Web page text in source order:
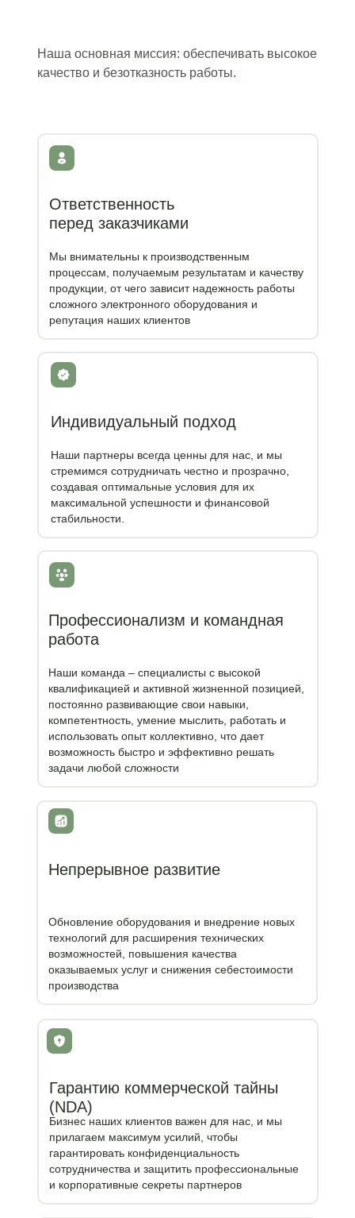
Наша основная миссия: обеспечивать высокое
качество и безотказность работы.
Ответственность
перед заказчиками
Мы внимательны к производственным
процессам, получаемым результатам и качеству
продукции, от чего зависит надежность работы
сложного электронного оборудования и
репутация наших клиентов
Профессионализм и командная
работа
Наши команда – специалисты с высокой
квалификацией и активной жизненной позицией,
постоянно развивающие свои навыки,
компетентность, умение мыслить, работать и
использовать опыт коллективно, что дает
возможность быстро и эффективно решать
задачи любой сложности
Непрерывное развитие
Обновление оборудования и внедрение новых
технологий для расширения технических
возможностей, повышения качества
оказываемых услуг и снижения себестоимости
производства
Гарантию коммерческой тайны
(NDA)
Бизнес наших клиентов важен для нас, и мы
прилагаем максимум усилий, чтобы
гарантировать конфиденциальность
сотрудничества и защитить профессиональные
и корпоративные секреты партнеров
Индивидуальный подход
Наши партнеры всегда ценны для нас, и мы
стремимся сотрудничать честно и прозрачно,
создавая оптимальные условия для их
максимальной успешности и финансовой
стабильности.